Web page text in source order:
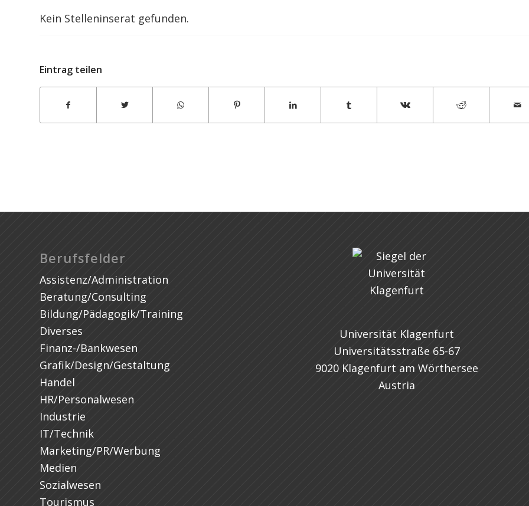
Kein Stelleninserat gefunden.
Eintrag teilen
Berufsfelder
Assistenz/Administration
Beratung/Consulting
Bildung/Pädagogik/Training
Diverses
Finanz-/Bankwesen
Grafik/Design/Gestaltung
Handel
HR/Personalwesen
Industrie
IT/Technik
Marketing/PR/Werbung
Medien
Sozialwesen
Tourismus
Universität Klagenfurt
Universitätsstraße 65-67
9020 Klagenfurt am Wörthersee
Austria